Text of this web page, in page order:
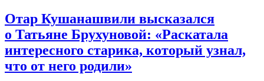
Отар Кушанашвили высказался
о Татьяне Брухуновой: «Раскатала
интересного старика, который узнал,
что от него родили»